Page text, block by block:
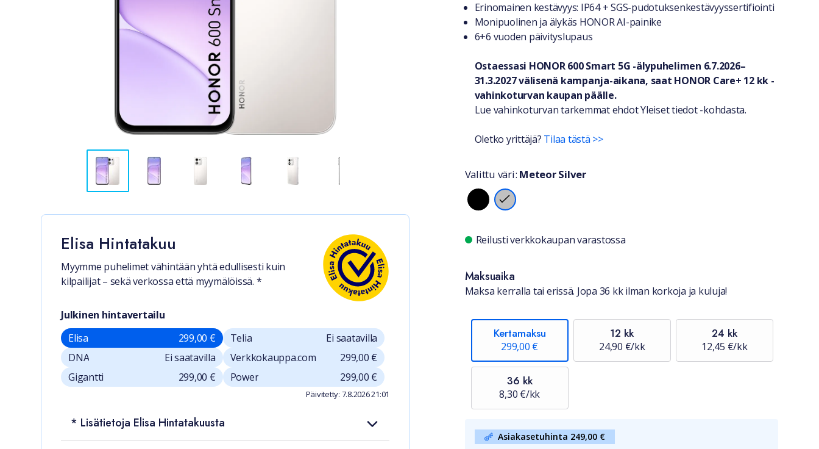
Elisa Hintatakuu
Myymme puhelimet vähintään yhtä edullisesti kuin
kilpailijat – sekä verkossa että myymälöissä. *
Julkinen hintavertailu
Elisa
299,00 € Telia
Ei saatavilla
DNA
Ei saatavilla Verkkokauppa.com
299,00 €
Gigantti
299,00 € Power 299,00 €
Päivitetty: 7.8.2026 21:01
* Lisätietoja Elisa Hintatakuusta
Erinomainen kestävyys: IP64 + SGS-pudotuksenkestävyyssertifiointi
Monipuolinen ja älykäs HONOR AI-painike
6+6 vuoden päivityslupaus
Ostaessasi HONOR 600 Smart 5G -älypuhelimen 6.7.2026–
31.3.2027 välisenä kampanja-aikana, saat HONOR Care+ 12 kk -
vahinkoturvan kaupan päälle.
Lue vahinkoturvan tarkemmat ehdot Yleiset tiedot -kohdasta.
Oletko yrittäjä? Tilaa tästä >>
Valitse väri
Valittu väri: Meteor Silver
Saatavuustiedot
Reilusti verkkokaupan varastossa
Maksuaika
Maksa kerralla tai erissä. Jopa 36 kk ilman korkoja ja kuluja!
Kertamaksu
299,00 €
12 kk
24,90 €/kk
24 kk
12,45 €/kk
36 kk
8,30 €/kk
Asiakasetuhinta 249,00 €